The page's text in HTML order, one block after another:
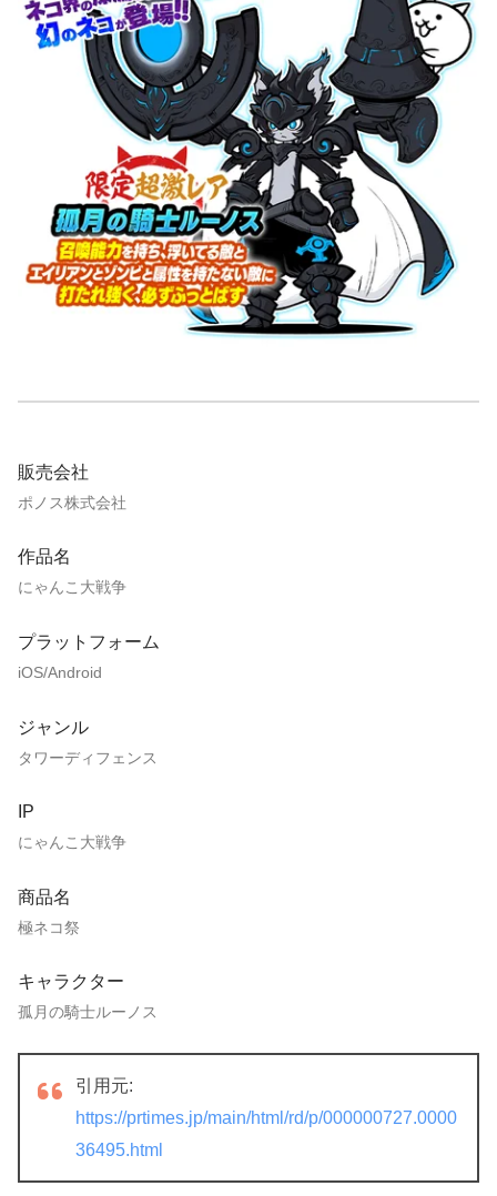
販売会社
ポノス株式会社
作品名
にゃんこ大戦争
プラットフォーム
iOS/Android
ジャンル
タワーディフェンス
IP
にゃんこ大戦争
商品名
極ネコ祭
キャラクター
孤月の騎士ルーノス
引用元:
https://prtimes.jp/main/html/rd/p/000000727.0000
36495.html